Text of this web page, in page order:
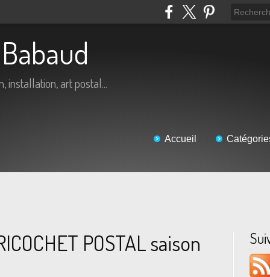
installation, art postal...
Accueil
POSTAL saison